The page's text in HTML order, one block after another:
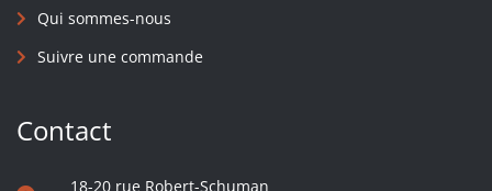
Qui sommes-nous
Suivre une commande
Contact
18-20 rue Robert-Schuman